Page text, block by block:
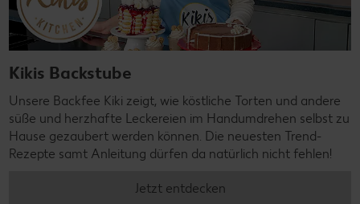
Kikis Backstube
Unsere Backfee Kiki zeigt, wie köstliche Torten und andere
süße und herzhafte Leckereien im Handumdrehen selbst zu
Hause gezaubert werden können. Die neuesten Trend-
Rezepte samt Anleitung dürfen da natürlich nicht fehlen!
Jetzt entdecken